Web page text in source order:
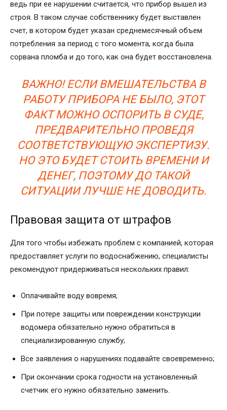
ведь при ее нарушении считается, что прибор вышел из
строя. В таком случае собственнику будет выставлен
счет, в котором будет указан среднемесячный объем
потребления за период с того момента, когда была
сорвана пломба и до того, как она будет восстановлена.
ВАЖНО! ЕСЛИ ВМЕШАТЕЛЬСТВА В
РАБОТУ ПРИБОРА НЕ БЫЛО, ЭТОТ
ФАКТ МОЖНО ОСПОРИТЬ В СУДЕ,
ПРЕДВАРИТЕЛЬНО ПРОВЕДЯ
СООТВЕТСТВУЮЩУЮ ЭКСПЕРТИЗУ.
НО ЭТО БУДЕТ СТОИТЬ ВРЕМЕНИ И
ДЕНЕГ, ПОЭТОМУ ДО ТАКОЙ
СИТУАЦИИ ЛУЧШЕ НЕ ДОВОДИТЬ.
Правовая защита от штрафов
Для того чтобы избежать проблем с компанией, которая
предоставляет услуги по водоснабжению, специалисты
рекомендуют придерживаться нескольких правил:
Оплачивайте воду вовремя;
При потере защиты или повреждении конструкции
водомера обязательно нужно обратиться в
специализированную службу;
Все заявления о нарушениях подавайте своевременно;
При окончании срока годности на установленный
счетчик его нужно обязательно заменить.